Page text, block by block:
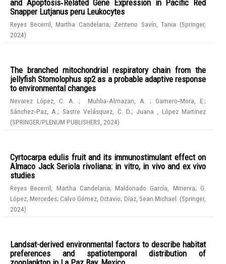
and Apoptosis‑Related Gene Expression in Pacific Red
Snapper Lutjanus peru Leukocytes
Reyes Becerril, Martha Candelaria; Zenteno Savín, Tania (Springer,
2024)
The branched mitochondrial respiratory chain from the
jellyfish Stomolophus sp2 as a probable adaptive response
to environmental changes
Nevarez López, C. A. ; Muhlia‑Almazan, A.;Gamero‑Mora, E.;
Sánchez‑Paz, A.; Sastre Velásquez, C. D.; Juana , López Martinez
(SPRINGER/PLENUM PUBLISHERS 2024)
Cyrtocarpa edulis fruit and its immunostimulant effect on
Almaco Jack Seriola rivoliana: in vitro, in vivo and ex vivo
studies
Reyes Becerril, Martha Candelaria;Maldonado García, Minerva;G.
López, Mercedes;Calvo Gómez, Octavio; Díaz, Sean Michael (Springer,
2024)
Landsat-derived environmental factors to describe habitat
preferences and spatiotemporal distribution of